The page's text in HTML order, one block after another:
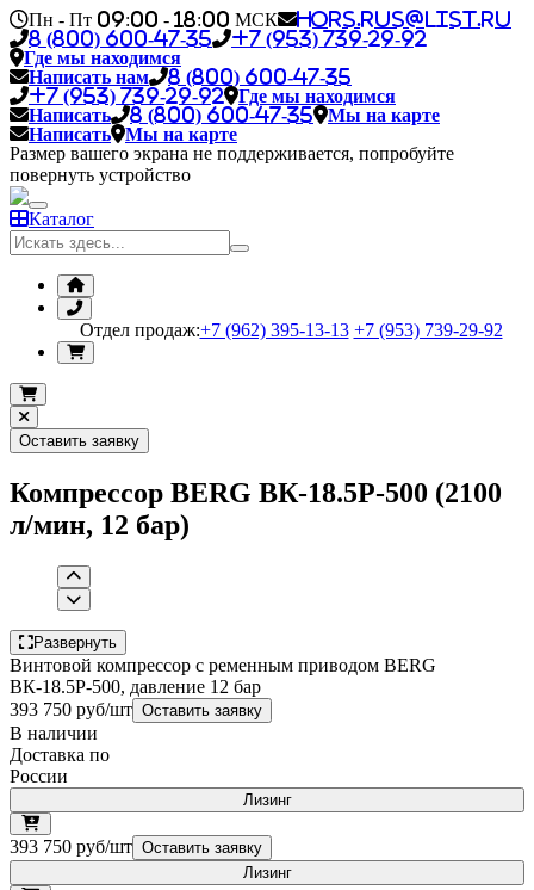
Пн - Пт 09:00 - 18:00 МСК
hors.rus@list.ru
8 (800) 600-47-35
+7 (953) 739-29-92
Где мы находимся
Написать нам
8 (800) 600-47-35
+7 (953) 739-29-92
Где мы находимся
Написать
8 (800) 600-47-35
Мы на карте
Написать
Мы на карте
Размер вашего экрана не поддерживается, попробуйте
повернуть устройство
Каталог
Отдел продаж:+7 (962) 395-13-13 +7 (953) 739-29-92
Оставить заявку
Компрессор BERG ВК-18.5Р-500 (2100
л/мин, 12 бар)
Развернуть
Винтовой компрессор с ременным приводом BERG
ВК-18.5Р-500, давление 12 бар
393 750 руб/шт Оставить заявку
В наличии
Доставка по
России
Лизинг
393 750 руб/шт Оставить заявку
Лизинг